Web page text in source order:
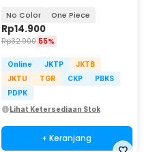
No Color One Piece
Rp14.900
Rp32.900 55%
Online JKTP
JKTB
JKTU
TGR CKP
PBKS
PDPK
Lihat Ketersediaan Stok
+ Keranjang